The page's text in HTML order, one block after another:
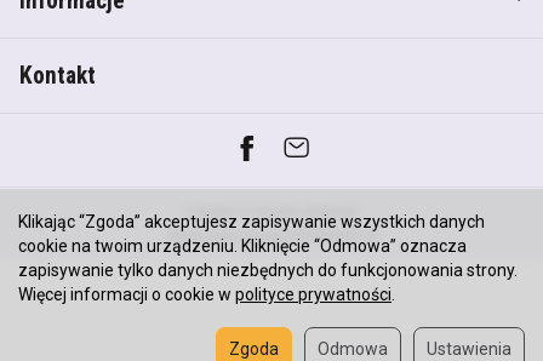
Kontakt
*) brutto +
koszty dostawy
Sklep internetowy SOTESHOP AI
Klikając “Zgoda” akceptujesz zapisywanie wszystkich danych
cookie na twoim urządzeniu. Kliknięcie “Odmowa” oznacza
zapisywanie tylko danych niezbędnych do funkcjonowania strony.
Więcej informacji o cookie w polityce prywatności
Ustawienia
Odmowa
Zgoda